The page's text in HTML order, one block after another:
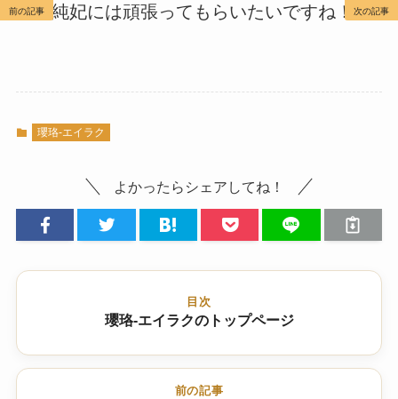
珞、純妃には頑張ってもらいたいですね！
瓔珞-エイラク
よかったらシェアしてね！
目次
瓔珞-エイラクのトップページ
前の記事
前の記事 次の記事